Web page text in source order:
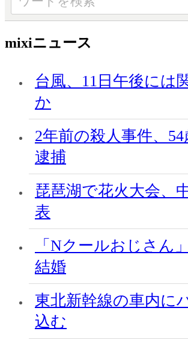
mixiニュース
台風、11日午後には
か
2年前の殺人事件、54
逮捕
琵琶湖で花火大会、
表
「Nクールおじさん
結婚
東北新幹線の車内に
込む